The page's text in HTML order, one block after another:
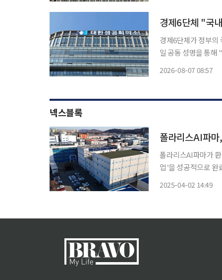
경제6단체 "국
경제6단체가 정부의 국
일 공동 성명을 통해
2026-08-07 08:57
넥스블록
폴라리스AI파
폴라리스AI파마가
업’을 성공적으로 완료했다고 2일 밝혔다.
2025-04-02 14:49